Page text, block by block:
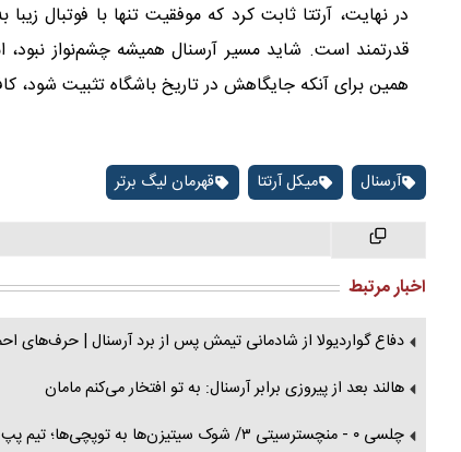
در نهایت، آرتتا ثابت کرد که موفقیت تنها با
قدرتمند است. شاید مسیر آرسنال همیشه چشم‌نواز نبود،
همین برای آنکه جایگاهش در تاریخ باشگاه تثبیت شود،
آرسنال میکل آرتتا قهرمان لیگ برتر
اخبار مرتبط
دفاع گواردیولا از شادمانی تیمش پس از برد آرسنال | حرف‌های
هالند بعد از پیروزی برابر آرسنال: به تو افتخار می‌کنم مامان
چلسی ۰ - منچسترسیتی ۳/ شوک سیتیزن‌ها به توپچی‌ها؛ تیم پپ هم مدعی قهرمانی است